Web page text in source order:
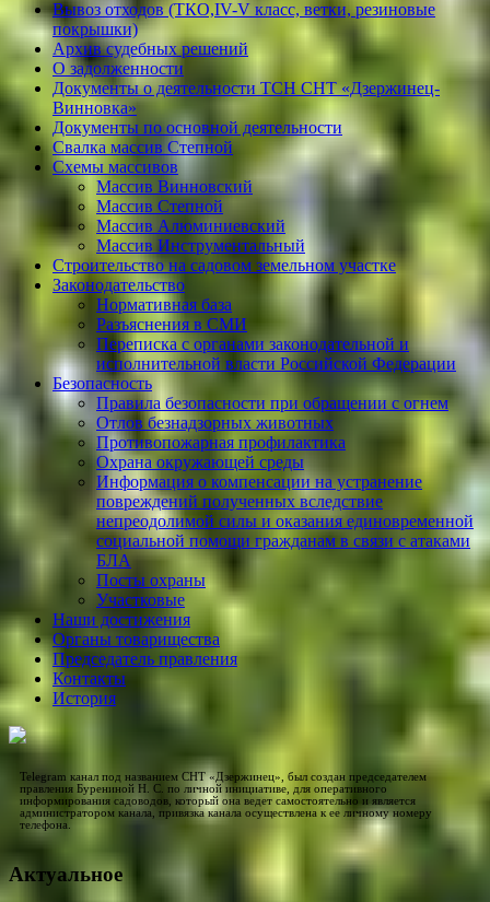
Вывоз отходов (ТКО,IV-V класс, ветки, резиновые
покрышки)
Архив судебных решений
О задолженности
Документы о деятельности ТСН СНТ «Дзержинец-
Винновка»
Документы по основной деятельности
Свалка массив Степной
Схемы массивов
Массив Винновский
Массив Степной
Массив Алюминиевcкий
Массив Инструментальный
Строительство на садовом земельном участке
Законодательство
Нормативная база
Разъяснения в СМИ
Переписка с органами законодательной и
исполнительной власти Российской Федерации
Безопасность
Правила безопасности при обращении с огнем
Отлов безнадзорных животных
Противопожарная профилактика
Охрана окружающей среды
Информация о компенсации на устранение
повреждений полученных вследствие
непреодолимой силы и оказания единовременной
социальной помощи гражданам в связи с атаками
БЛА
Посты охраны
Участковые
Наши достижения
Органы товарищества
Председатель правления
Контакты
История
Telegram канал под названием СНТ «Дзержинец», был создан председателем
правления Бурениной Н. С. по личной инициативе, для оперативного
информирования садоводов, который она ведет самостоятельно и является
администратором канала, привязка канала осуществлена к ее личному номеру
телефона.
Актуальное